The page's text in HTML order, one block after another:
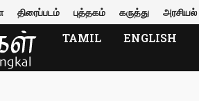
திரைப்படம் புத்தகம் கருத்து அரசியல்
TAMIL ENGLISH